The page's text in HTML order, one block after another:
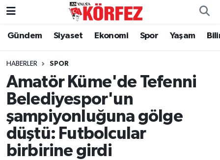
Gündem Siyaset Ekonomi Spor Yaşam
HABERLER SPOR
Amatör Küme'de Tefenni
Belediyespor'un
şampiyonluğuna gölge
düştü: Futbolcular
birbirine girdi
Gündem
Siyaset
Yerel Yönetim
Ekonomi
Spor
Nöbetçi Eczaneler
Hava Durumu
Trafik Durumu
Süper Lig Puan Durumu ve Fikstür
Tüm Manşetler